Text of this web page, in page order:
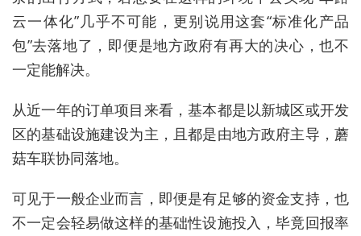
云一体化”几乎不可能，更别说用这套“标准化产品
包”去落地了，即便是地方政府有再大的决心，也不
一定能解决。
从近一年的订单项目来看，基本都是以新城区或开发
区的基础设施建设为主，且都是由地方政府主导，蘑
菇车联协同落地。
可见于一般企业而言，即便是有足够的资金支持，也
不一定会轻易做这样的基础性设施投入，毕竟回报率